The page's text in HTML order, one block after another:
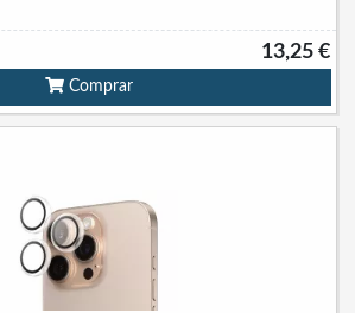
13,25 €
Comprar